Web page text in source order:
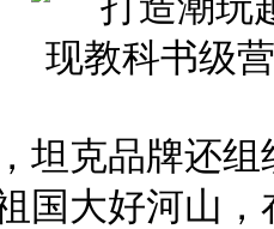
坦克品牌还组
国大好河山